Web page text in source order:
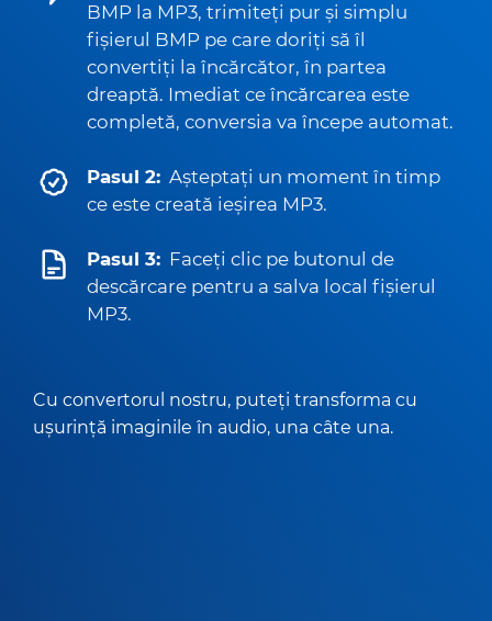
BMP la MP3, trimiteți pur și simplu
fișierul BMP pe care doriți să îl
convertiți la încărcător, în partea
dreaptă. Imediat ce încărcarea este
completă, conversia va începe automat.
Pasul 2: Așteptați un moment în timp
ce este creată ieșirea MP3.
Pasul 3: Faceți clic pe butonul de
descărcare pentru a salva local fișierul
MP3.
Cu convertorul nostru, puteți transforma cu
ușurință imaginile în audio, una câte una.